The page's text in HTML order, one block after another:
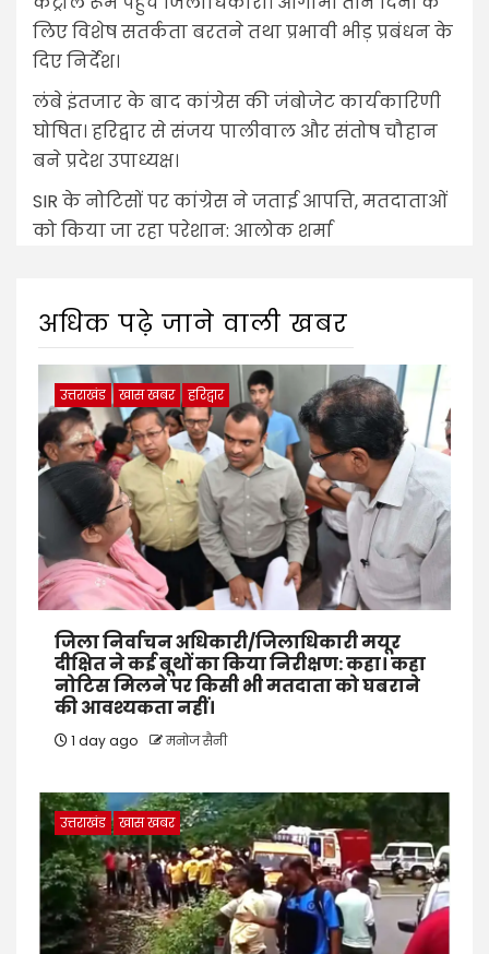
लिए विशेष सतर्कता बरतने तथा प्रभावी भीड़ प्रबंधन के
दिए निर्देश।
लंबे इंतजार के बाद कांग्रेस की जंबोजेट कार्यकारिणी
घोषित। हरिद्वार से संजय पालीवाल और संतोष चौहान
बने प्रदेश उपाध्यक्ष।
SIR के नोटिसों पर कांग्रेस ने जताई आपत्ति, मतदाताओं
को किया जा रहा परेशान: आलोक शर्मा
अधिक पढ़े जाने वाली खबर
उत्तराखंड खास खबर हरिद्वार
जिला निर्वाचन अधिकारी/जिलाधिकारी मयूर
दीक्षित ने कई बूथों का किया निरीक्षण: कहा। कहा
नोटिस मिलने पर किसी भी मतदाता को घबराने
की आवश्यकता नहीं।
1 day ago मनोज सैनी
उत्तराखंड खास खबर